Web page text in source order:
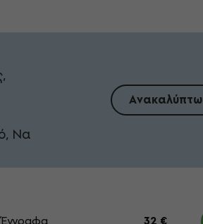
Να
Ανακαλύπτω
Έγγραφα